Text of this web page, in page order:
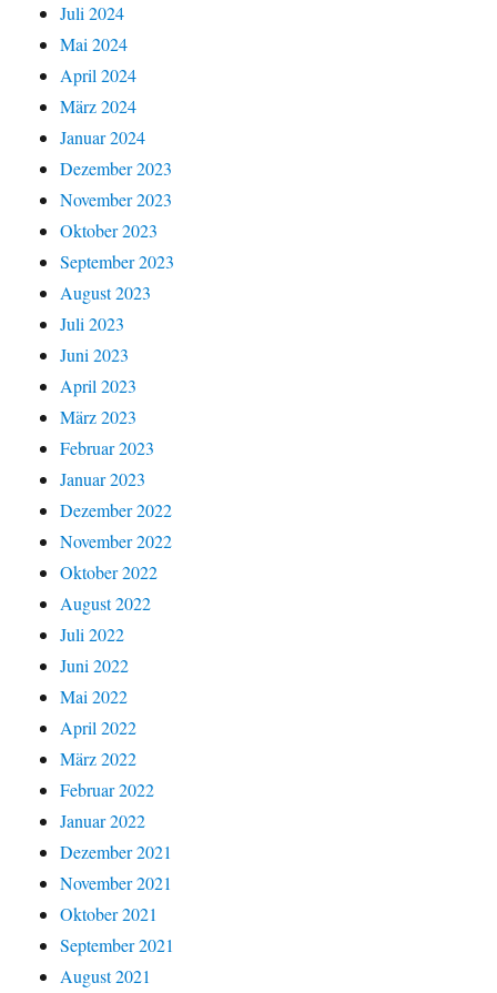
Juli 2024
Mai 2024
April 2024
März 2024
Januar 2024
Dezember 2023
November 2023
Oktober 2023
September 2023
August 2023
Juli 2023
Juni 2023
April 2023
März 2023
Februar 2023
Januar 2023
Dezember 2022
November 2022
Oktober 2022
August 2022
Juli 2022
Juni 2022
Mai 2022
April 2022
März 2022
Februar 2022
Januar 2022
Dezember 2021
November 2021
Oktober 2021
September 2021
August 2021